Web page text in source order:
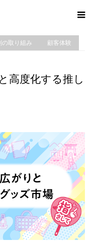
の取り組み 顧客体験
高度化する推し